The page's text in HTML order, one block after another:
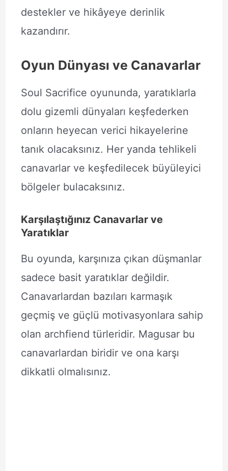
destekler ve hikâyeye derinlik
kazandırır.
Oyun Dünyası ve Canavarlar
Soul Sacrifice oyununda, yaratıklarla
dolu gizemli dünyaları keşfederken
onların heyecan verici hikayelerine
tanık olacaksınız. Her yanda tehlikeli
canavarlar ve keşfedilecek büyüleyici
bölgeler bulacaksınız.
Karşılaştığınız Canavarlar ve
Yaratıklar
Bu oyunda, karşınıza çıkan düşmanlar
sadece basit yaratıklar değildir.
Canavarlardan bazıları karmaşık
geçmiş ve güçlü motivasyonlara sahip
olan archfiend türleridir. Magusar bu
canavarlardan biridir ve ona karşı
dikkatli olmalısınız.